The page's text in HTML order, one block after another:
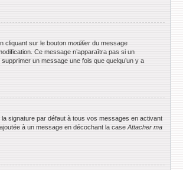
cliquant sur le bouton modifier du message
Ce message n’apparaîtra pas si un
un message une fois que quelqu’un y a
signature par défaut à tous vos messages en activant
à un message en décochant la case Attacher ma